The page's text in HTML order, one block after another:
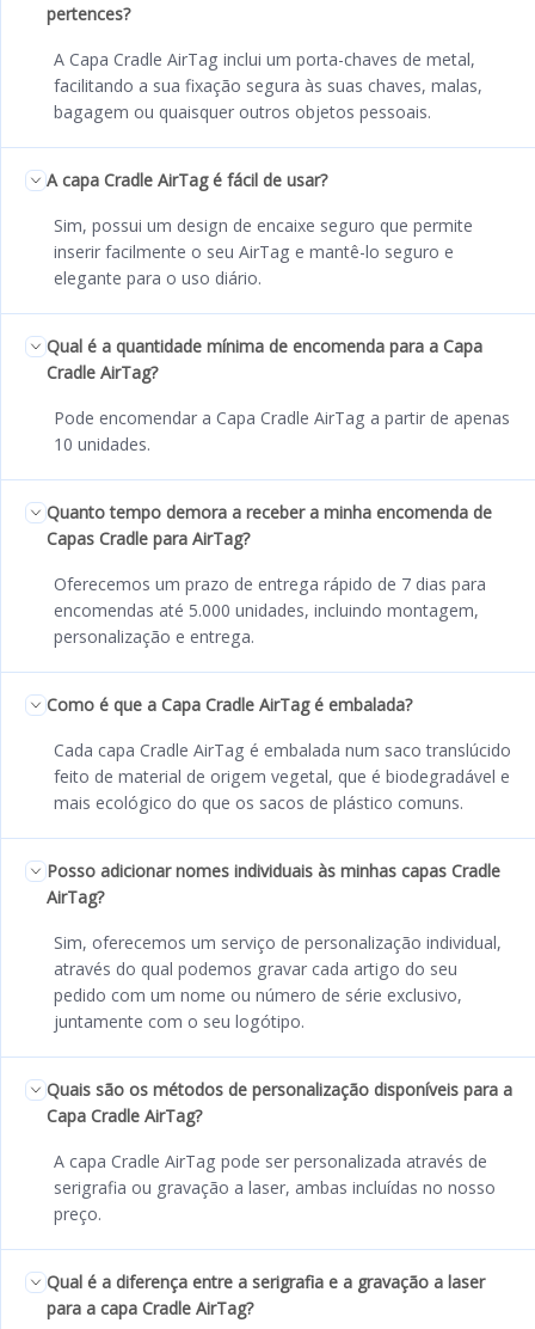
pertences?
A Capa Cradle AirTag inclui um porta-chaves de metal,
facilitando a sua fixação segura às suas chaves, malas,
bagagem ou quaisquer outros objetos pessoais.
A capa Cradle AirTag é fácil de usar?
Sim, possui um design de encaixe seguro que permite
inserir facilmente o seu AirTag e mantê-lo seguro e
elegante para o uso diário.
Qual é a quantidade mínima de encomenda para a Capa
Cradle AirTag?
Pode encomendar a Capa Cradle AirTag a partir de apenas
10 unidades.
Quanto tempo demora a receber a minha encomenda de
Capas Cradle para AirTag?
Oferecemos um prazo de entrega rápido de 7 dias para
encomendas até 5.000 unidades, incluindo montagem,
personalização e entrega.
Como é que a Capa Cradle AirTag é embalada?
Cada capa Cradle AirTag é embalada num saco translúcido
feito de material de origem vegetal, que é biodegradável e
mais ecológico do que os sacos de plástico comuns.
Posso adicionar nomes individuais às minhas capas Cradle
AirTag?
Sim, oferecemos um serviço de personalização individual,
através do qual podemos gravar cada artigo do seu
pedido com um nome ou número de série exclusivo,
juntamente com o seu logótipo.
Quais são os métodos de personalização disponíveis para a
Capa Cradle AirTag?
A capa Cradle AirTag pode ser personalizada através de
serigrafia ou gravação a laser, ambas incluídas no nosso
preço.
Qual é a diferença entre a serigrafia e a gravação a laser
para a capa Cradle AirTag?